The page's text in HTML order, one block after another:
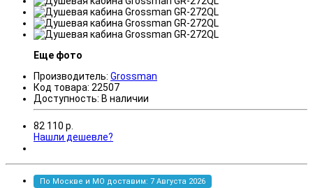
Еще фото
Производитель: Grossman
Код товара: 22507
Доступность: В наличии
82 110 р.
Нашли дешевле?
По Москве и МО доставим: 7 Августа 2026